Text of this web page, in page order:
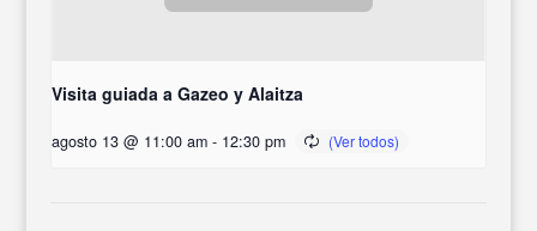
Visita guiada a Gazeo y Alaitza
agosto 13 @ 11:00 am - 12:30 pm